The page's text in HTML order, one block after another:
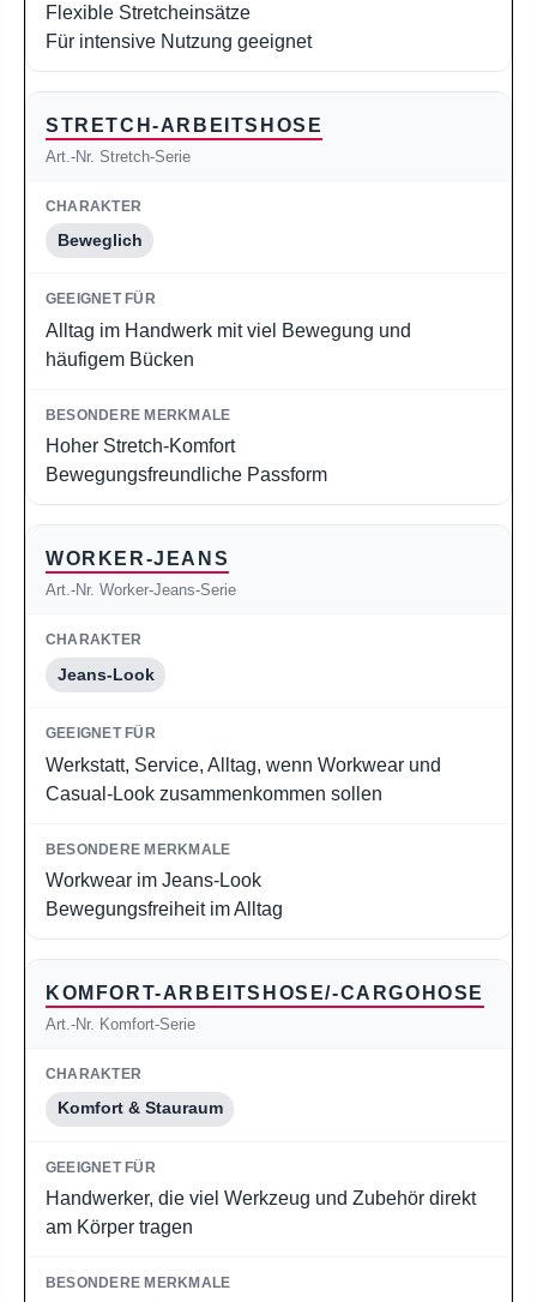
Flexible Stretcheinsätze
Für intensive Nutzung geeignet
STRETCH-ARBEITSHOSE
Art.-Nr. Stretch-Serie
Beweglich
Alltag im Handwerk mit viel Bewegung und
häufigem Bücken
Hoher Stretch-Komfort
Bewegungsfreundliche Passform
WORKER-JEANS
Art.-Nr. Worker-Jeans-Serie
Jeans-Look
Werkstatt, Service, Alltag, wenn Workwear und
Casual-Look zusammenkommen sollen
Workwear im Jeans-Look
Bewegungsfreiheit im Alltag
KOMFORT-ARBEITSHOSE/-CARGOHOSE
Art.-Nr. Komfort-Serie
Komfort & Stauraum
Handwerker, die viel Werkzeug und Zubehör direkt
am Körper tragen